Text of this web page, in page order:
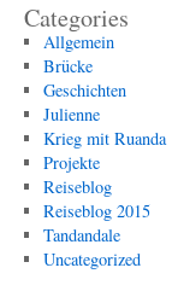
Categories
Allgemein
Brücke
Geschichten
Julienne
Krieg mit Ruanda
Projekte
Reiseblog
Reiseblog 2015
Tandandale
Uncategorized